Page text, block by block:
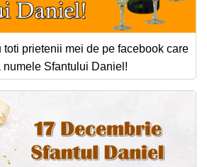
toti prietenii mei de pe facebook care
numele Sfantului Daniel!